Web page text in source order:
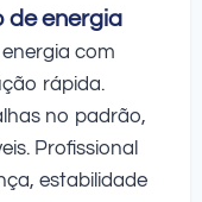
de energia
com
rápida.
no padrão,
Profissional
estabilidade